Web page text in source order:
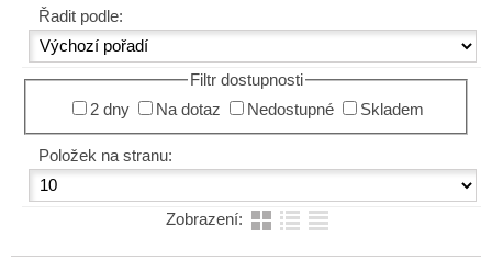
Řadit podle:
Filtr dostupnosti
2 dny
Na dotaz Nedostupné Skladem
Položek na stranu:
Zobrazení: